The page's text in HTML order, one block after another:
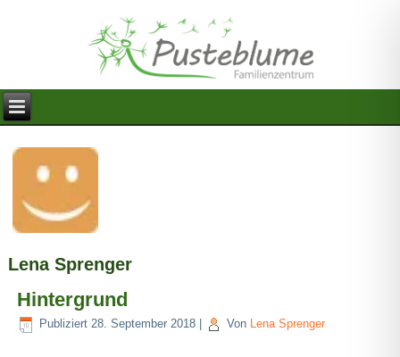
Lena Sprenger
Hintergrund
Publiziert 28. September 2018 Von Lena Sprenger